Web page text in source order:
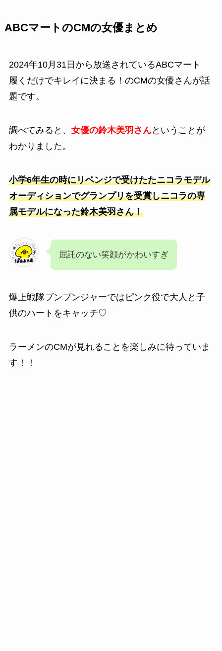
ABCマートのCMの女優まとめ
2024年10月31日から放送されているABCマート
履くだけでキレイに決まる！ のCMの女優さんが話
題です。
調べてみると、 女優の鈴木美羽さんということが
わかりました。
小学6年生の時にリベンジで受けたたニコラモデル
オーディションでグランプリを受賞しニコラの専
属モデルになった鈴木美羽さん！
屈託のない笑顔がかわいすぎ
爆上戦隊ブンブンジャーではピンク役で大人と子
供のハートをキャッチ♡
ラーメンのCMが見れることを楽しみに待っていま
す！！